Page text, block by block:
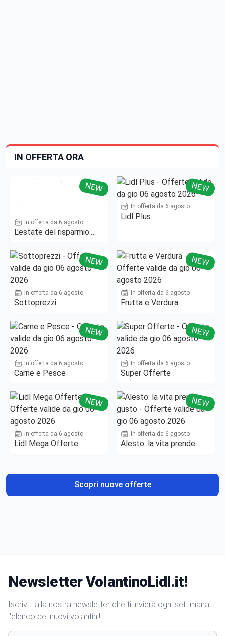
IN OFFERTA ORA
NEW
In offerta da 6 agosto
L'estate del risparmio.
NEW
In offerta da 6 agosto
Lidl Plus
NEW
In offerta da 6 agosto
Sottoprezzi
NEW
In offerta da 6 agosto
Frutta e Verdura
NEW
In offerta da 6 agosto
Carne e Pesce
NEW
In offerta da 6 agosto
Super Offerte
NEW
In offerta da 6 agosto
Lidl Mega Offerte
NEW
In offerta da 6 agosto
Alesto: la vita prende
Scopri nuove offerte
Newsletter VolantinoLidl.it!
Iscriviti alla nostra newsletter che ti invierà ogni settimana
l'elenco dei nuovi volantini!